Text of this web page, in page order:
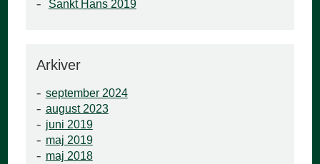
Sankt Hans 2019
Arkiver
september 2024
august 2023
juni 2019
maj 2019
maj 2018